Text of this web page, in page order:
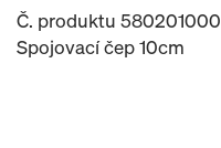
Č. produktu 580201000
Spojovací čep 10cm